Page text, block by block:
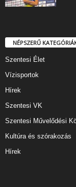
NÉPSZERŰ
Szentesi Élet
Vízisportok
Hírek
Szentesi VK
Szentesi Művelődési
Kultúra és szórakozás
Hírek